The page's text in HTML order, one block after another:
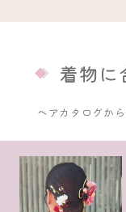
着物に
ヘアカタログか